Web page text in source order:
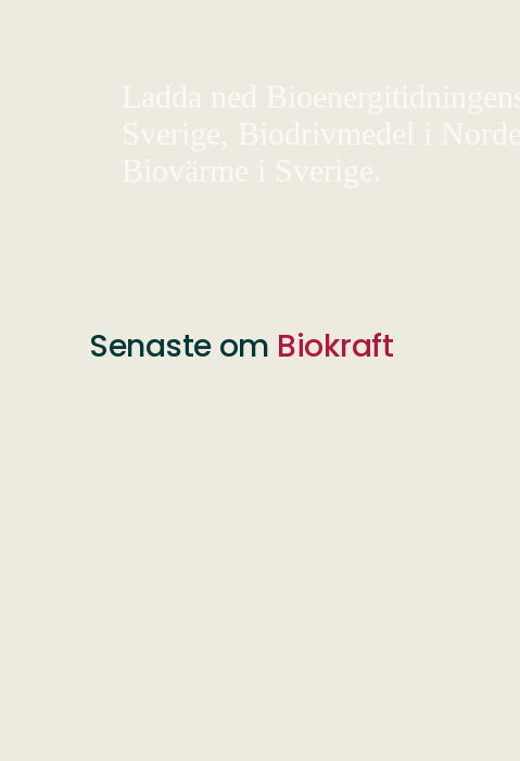
Ladda ned
Sverige, Biodrivmedel i
Biovärme i Sverige.
Senaste om Biokraft